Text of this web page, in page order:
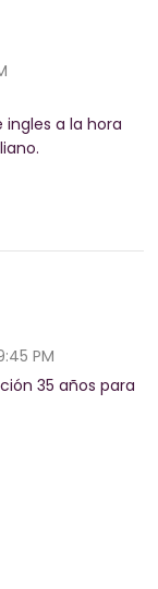
ingles a la hora
PM
35 años para